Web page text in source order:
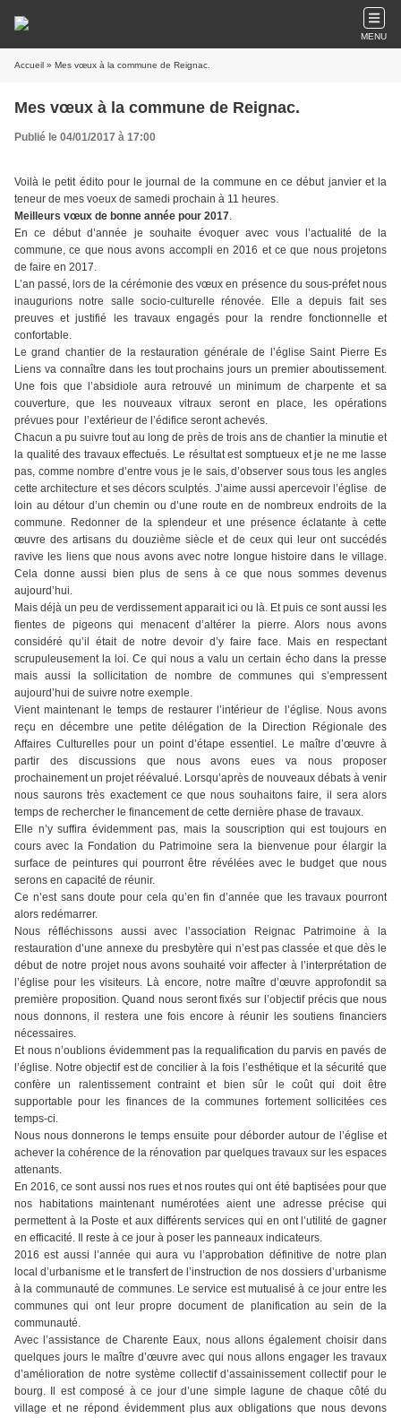
MENU
Accueil » Mes vœux à la commune de Reignac.
Mes vœux à la commune de Reignac.
Publié le 04/01/2017 à 17:00
Voilà le petit édito pour le journal de la commune en ce début janvier et la
teneur de mes voeux de samedi prochain à 11 heures.
Meilleurs vœux de bonne année pour 2017.
En ce début d’année je souhaite évoquer avec vous l’actualité de la
commune, ce que nous avons accompli en 2016 et ce que nous projetons
de faire en 2017.
L’an passé, lors de la cérémonie des vœux en présence du sous-préfet nous
inaugurions notre salle socio-culturelle rénovée. Elle a depuis fait ses
preuves et justifié les travaux engagés pour la rendre fonctionnelle et
confortable.
Le grand chantier de la restauration générale de l’église Saint Pierre Es
Liens va connaître dans les tout prochains jours un premier aboutissement.
Une fois que l’absidiole aura retrouvé un minimum de charpente et sa
couverture, que les nouveaux vitraux seront en place, les opérations
prévues pour l’extérieur de l’édifice seront achevés.
Chacun a pu suivre tout au long de près de trois ans de chantier la minutie et
la qualité des travaux effectués. Le résultat est somptueux et je ne me lasse
pas, comme nombre d’entre vous je le sais, d’observer sous tous les angles
cette architecture et ses décors sculptés. J’aime aussi apercevoir l’église de
loin au détour d’un chemin ou d’une route en de nombreux endroits de la
commune. Redonner de la splendeur et une présence éclatante à cette
œuvre des artisans du douzième siècle et de ceux qui leur ont succédés
ravive les liens que nous avons avec notre longue histoire dans le village.
Cela donne aussi bien plus de sens à ce que nous sommes devenus
aujourd’hui.
Mais déjà un peu de verdissement apparait ici ou là. Et puis ce sont aussi les
fientes de pigeons qui menacent d’altérer la pierre. Alors nous avons
considéré qu’il était de notre devoir d’y faire face. Mais en respectant
scrupuleusement la loi. Ce qui nous a valu un certain écho dans la presse
mais aussi la sollicitation de nombre de communes qui s’empressent
aujourd’hui de suivre notre exemple.
Vient maintenant le temps de restaurer l’intérieur de l’église. Nous avons
reçu en décembre une petite délégation de la Direction Régionale des
Affaires Culturelles pour un point d’étape essentiel. Le maître d’œuvre à
partir des discussions que nous avons eues va nous proposer
prochainement un projet réévalué. Lorsqu’après de nouveaux débats à venir
nous saurons très exactement ce que nous souhaitons faire, il sera alors
temps de rechercher le financement de cette dernière phase de travaux.
Elle n’y suffira évidemment pas, mais la souscription qui est toujours en
cours avec la Fondation du Patrimoine sera la bienvenue pour élargir la
surface de peintures qui pourront être révélées avec le budget que nous
serons en capacité de réunir.
Ce n’est sans doute pour cela qu’en fin d’année que les travaux pourront
alors redémarrer.
Nous réfléchissons aussi avec l’association Reignac Patrimoine à la
restauration d’une annexe du presbytère qui n’est pas classée et que dès le
début de notre projet nous avons souhaité voir affecter à l’interprétation de
l’église pour les visiteurs. Là encore, notre maître d’œuvre approfondit sa
première proposition. Quand nous seront fixés sur l’objectif précis que nous
nous donnons, il restera une fois encore à réunir les soutiens financiers
nécessaires.
Et nous n’oublions évidemment pas la requalification du parvis en pavés de
l’église. Notre objectif est de concilier à la fois l’esthétique et la sécurité que
confère un ralentissement contraint et bien sûr le coût qui doit être
supportable pour les finances de la communes fortement sollicitées ces
temps-ci.
Nous nous donnerons le temps ensuite pour déborder autour de l’église et
achever la cohérence de la rénovation par quelques travaux sur les espaces
attenants.
En 2016, ce sont aussi nos rues et nos routes qui ont été baptisées pour que
nos habitations maintenant numérotées aient une adresse précise qui
permettent à la Poste et aux différents services qui en ont l’utilité de gagner
en efficacité. Il reste à ce jour à poser les panneaux indicateurs.
2016 est aussi l’année qui aura vu l’approbation définitive de notre plan
local d’urbanisme et le transfert de l’instruction de nos dossiers d’urbanisme
à la communauté de communes. Le service est mutualisé à ce jour entre les
communes qui ont leur propre document de planification au sein de la
communauté.
Avec l’assistance de Charente Eaux, nous allons également choisir dans
quelques jours le maître d’œuvre avec qui nous allons engager les travaux
d’amélioration de notre système collectif d’assainissement collectif pour le
bourg. Il est composé à ce jour d’une simple lagune de chaque côté du
village et ne répond évidemment plus aux obligations que nous devons